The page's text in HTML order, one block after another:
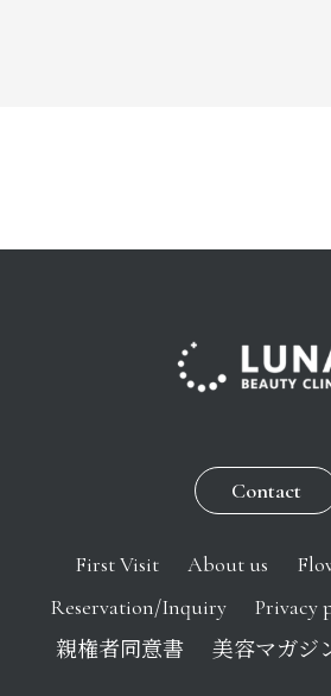
Contact
First Visit About us
Reservation/Inquiry
Privacy
親権者同意書
美容マガジ